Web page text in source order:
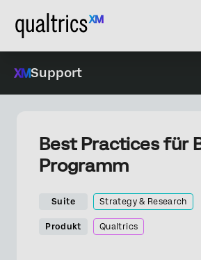
Support
Best Practices für
Programm
Suite Strategy & Research
Produkt Qualtrics